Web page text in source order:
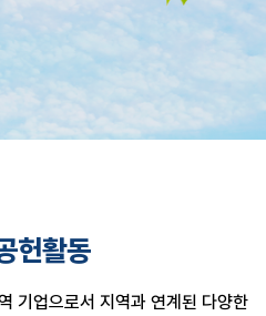
헌활동
기업으로서 지역과 연계된 다양한